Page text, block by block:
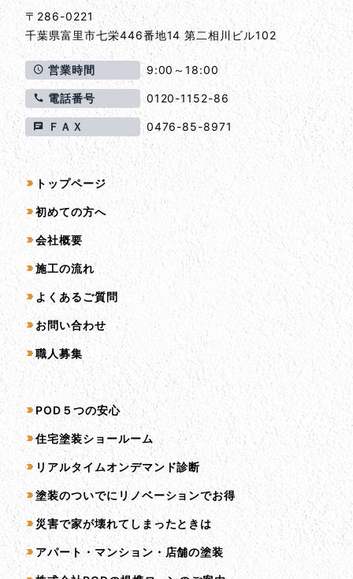
〒286-0221
千葉県富里市七栄446番地14 第二相川ビル102
営業時間 9:00～18:00
電話番号 0120-1152-86
ＦＡＸ 0476-85-8971
サイトマップ
トップページ
初めての方へ
会社概要
施工の流れ
よくあるご質問
お問い合わせ
職人募集
サービス一覧
POD５つの安心
住宅塗装ショールーム
リアルタイムオンデマンド診断
塗装のついでにリノベーションでお得
災害で家が壊れてしまったときは
アパート・マンション・店舗の塗装